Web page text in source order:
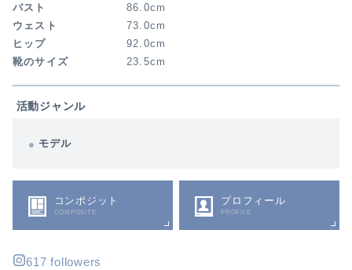
バスト
86.0cm
ウェスト
73.0cm
ヒップ
92.0cm
靴のサイズ
23.5cm
活動ジャンル
モデル
コンポジット
COMPOSITE
プロフィール
PROFILE
617 followers